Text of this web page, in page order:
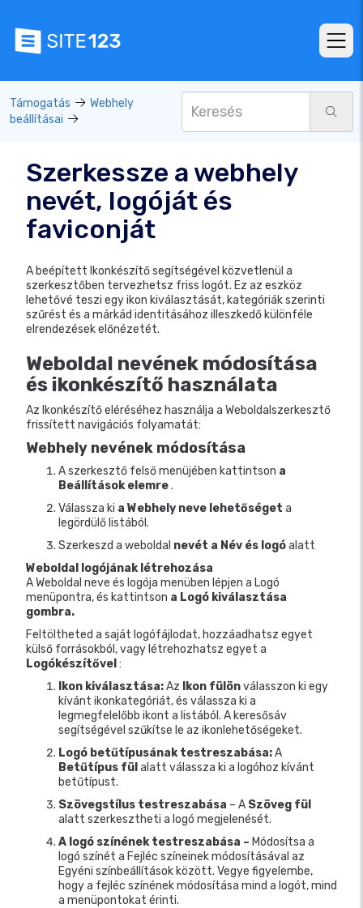
Támogatás
Webhely
beállításai
Szerkessze a webhely
nevét, logóját és
faviconját
A beépített Ikonkészítő segítségével közvetlenül a
szerkesztőben tervezhetsz friss logót. Ez az eszköz
lehetővé teszi egy ikon kiválasztását, kategóriák szerinti
szűrést és a márkád identitásához illeszkedő különféle
elrendezések előnézetét.
Weboldal nevének módosítása
és ikonkészítő használata
Az Ikonkészítő eléréséhez használja a Weboldalszerkesztő
frissített navigációs folyamatát:
Webhely nevének módosítása
A szerkesztő felső menüjében kattintson a
Beállítások elemre.
Válassza ki a Webhely neve lehetőséget a
legördülő listából.
Szerkeszd a weboldal nevét a Név és logóalatt
Weboldal logójának létrehozása
A Weboldal neve és logója menüben lépjen a Logó
menüpontra, és kattintson a Logó kiválasztása
gombra.
Feltöltheted a saját logófájlodat, hozzáadhatsz egyet
külső forrásokból, vagy létrehozhatsz egyet a
Logókészítővel :
Ikon kiválasztása:Az Ikon fülönválasszon ki egy
kívánt ikonkategóriát, és válassza ki a
legmegfelelőbb ikont a listából. A keresősáv
segítségével szűkítse le az ikonlehetőségeket.
Logó betűtípusának testreszabása:A
Betűtípus fül alatt válassza ki a logóhoz kívánt
betűtípust.
Szövegstílus testreszabása – A Szöveg fül
alatt szerkesztheti a logó megjelenését.
A logó színének testreszabása – Módosítsa a
logó színét a Fejléc színeinek módosításával az
Egyéni színbeállítások között. Vegye figyelembe,
hogy a fejléc színének módosítása mind a logót, mind
a menüpontokat érinti.